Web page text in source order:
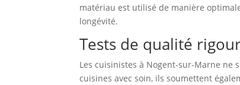
matériau est utilisé de manière
longévité.
Tests de qualité
Les cuisinistes à Nogent-sur-Marne
cuisines avec soin, ils soumettent